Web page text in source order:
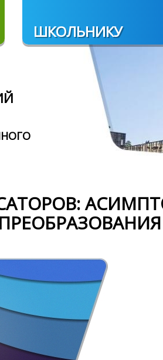
ШКОЛЬНИКУ